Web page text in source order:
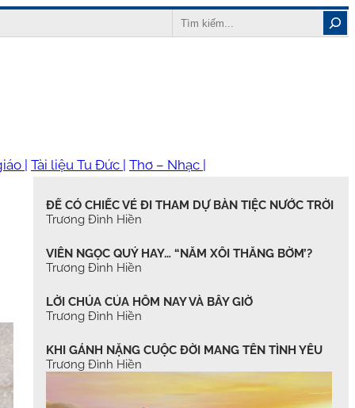
Search
| Tài liệu Tu Đức | Thơ – Nhạc |
ĐỂ CÓ CHIẾC VÉ ĐI THAM DỰ BÀN TIỆC NƯỚC TRỜI
Trương Đình Hiền
VIÊN NGỌC QUÝ HAY… “NẮM XÔI THẰNG BỜM’?
Trương Đình Hiền
LỜI CHÚA CỦA HÔM NAY VÀ BÂY GIỜ
Trương Đình Hiền
KHI GÁNH NẶNG CUỘC ĐỜI MANG TÊN TÌNH YÊU
Trương Đình Hiền